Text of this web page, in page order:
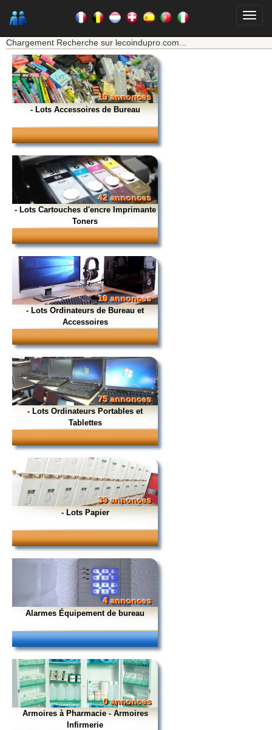
Chargement Recherche sur lecoindupro.com...
19 annonces
- Lots Accessoires de Bureau
42 annonces
- Lots Cartouches d'encre Imprimante
Toners
19 annonces
- Lots Ordinateurs de Bureau et
Accessoires
75 annonces
- Lots Ordinateurs Portables et
Tablettes
39 annonces
- Lots Papier
4 annonces
Alarmes Équipement de bureau
0 annonces
Armoires à Pharmacie - Armoires
Infirmerie